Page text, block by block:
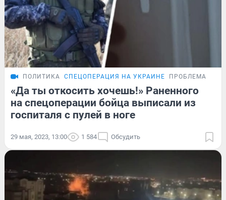
ПОЛИТИКА СПЕЦОПЕРАЦИЯ НА УКРАИНЕ ПРОБЛЕМА
«Да ты откосить хочешь!» Раненного
на спецоперации бойца выписали из
госпиталя с пулей в ноге
29 мая, 2023, 13:00 1 584 Обсудить